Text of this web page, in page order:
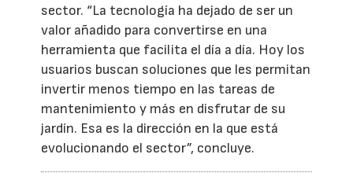
sector. “La tecnología ha dejado de ser un
valor añadido para convertirse en una
herramienta que facilita el día a día. Hoy los
usuarios buscan soluciones que les permitan
invertir menos tiempo en las tareas de
mantenimiento y más en disfrutar de su
jardín. Esa es la dirección en la que está
evolucionando el sector”, concluye.